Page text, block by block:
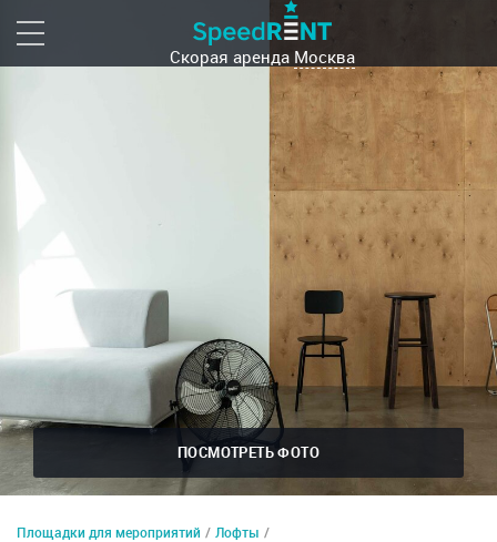
Скорая аренда Москва
ПОСМОТРЕТЬ ФОТО
Площадки для мероприятий / Лофты /